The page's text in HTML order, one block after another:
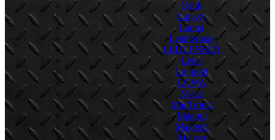
Kruk
Lansky
Lapua
Leatherman
LEDLENSER
Leica
Leupold
LOWA
M-tac
MacTronic
Magpul
Magtech